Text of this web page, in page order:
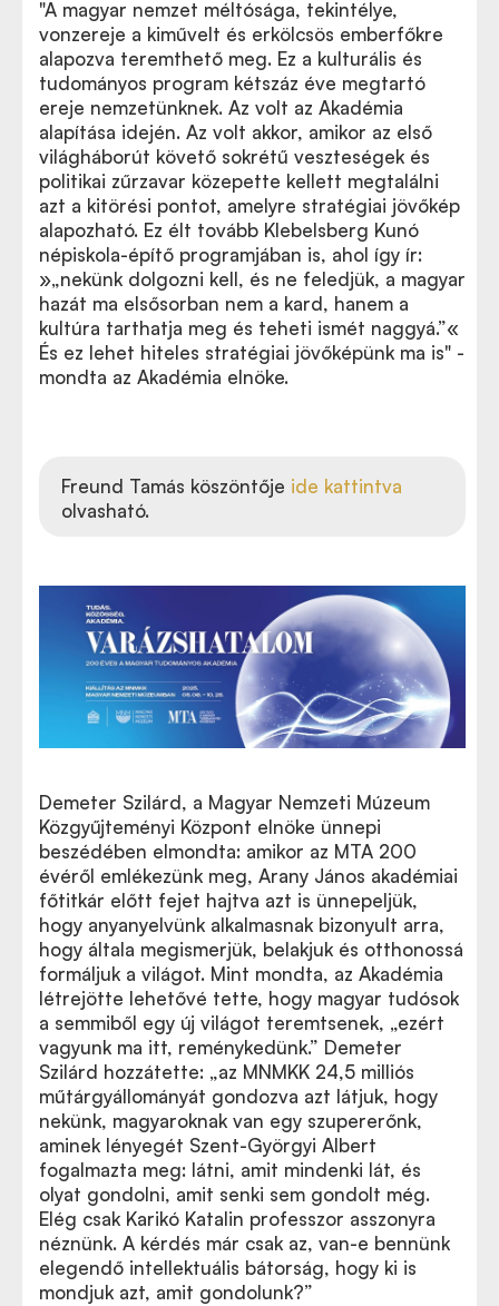
"A magyar nemzet méltósága, tekintélye,
vonzereje a kiművelt és erkölcsös emberfőkre
alapozva teremthető meg. Ez a kulturális és
tudományos program kétszáz éve megtartó
ereje nemzetünknek. Az volt az Akadémia
alapítása idején. Az volt akkor, amikor az első
világháborút követő sokrétű veszteségek és
politikai zűrzavar közepette kellett megtalálni
azt a kitörési pontot, amelyre stratégiai jövőkép
alapozható. Ez élt tovább Klebelsberg Kunó
népiskola-építő programjában is, ahol így ír:
»„nekünk dolgozni kell, és ne feledjük, a magyar
hazát ma elsősorban nem a kard, hanem a
kultúra tarthatja meg és teheti ismét naggyá.”«
És ez lehet hiteles stratégiai jövőképünk ma is" -
mondta az Akadémia elnöke.
Freund Tamás köszöntője ide kattintva
olvasható.
Demeter Szilárd, a Magyar Nemzeti Múzeum
Közgyűjteményi Központ elnöke ünnepi
beszédében elmondta: amikor az MTA 200
évéről emlékezünk meg, Arany János akadémiai
főtitkár előtt fejet hajtva azt is ünnepeljük,
hogy anyanyelvünk alkalmasnak bizonyult arra,
hogy általa megismerjük, belakjuk és otthonossá
formáljuk a világot. Mint mondta, az Akadémia
létrejötte lehetővé tette, hogy magyar tudósok
a semmiből egy új világot teremtsenek, „ezért
vagyunk ma itt, reménykedünk.” Demeter
Szilárd hozzátette: „az MNMKK 24,5 milliós
műtárgyállományát gondozva azt látjuk, hogy
nekünk, magyaroknak van egy szupererőnk,
aminek lényegét Szent-Györgyi Albert
fogalmazta meg: látni, amit mindenki lát, és
olyat gondolni, amit senki sem gondolt még.
Elég csak Karikó Katalin professzor asszonyra
néznünk. A kérdés már csak az, van-e bennünk
elegendő intellektuális bátorság, hogy ki is
mondjuk azt, amit gondolunk?”